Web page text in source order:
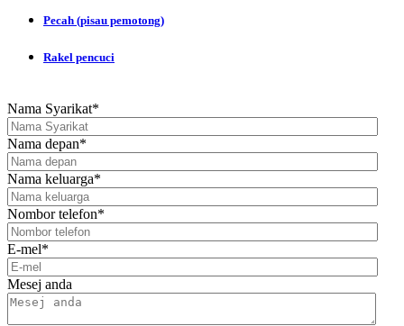
Pecah (pisau pemotong)
Rakel pencuci
Nama Syarikat*
Nama depan*
Nama keluarga*
Nombor telefon*
E-mel*
Mesej anda